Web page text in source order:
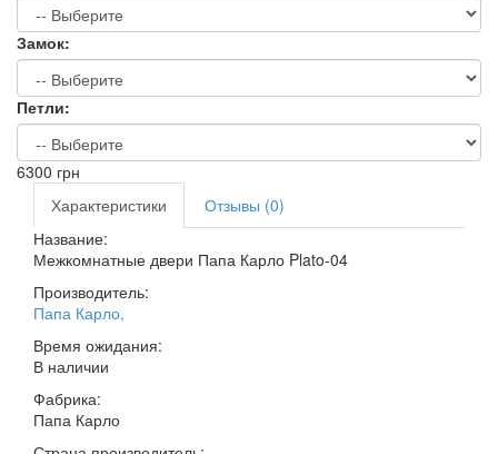
Замок:
Петли:
6300 грн
Характеристики
Отзывы (0)
Название:
Межкомнатные двери Папа Карло Plato-04
Производитель:
Папа Карло,
Время ожидания:
В наличии
Фабрика:
Папа Карло